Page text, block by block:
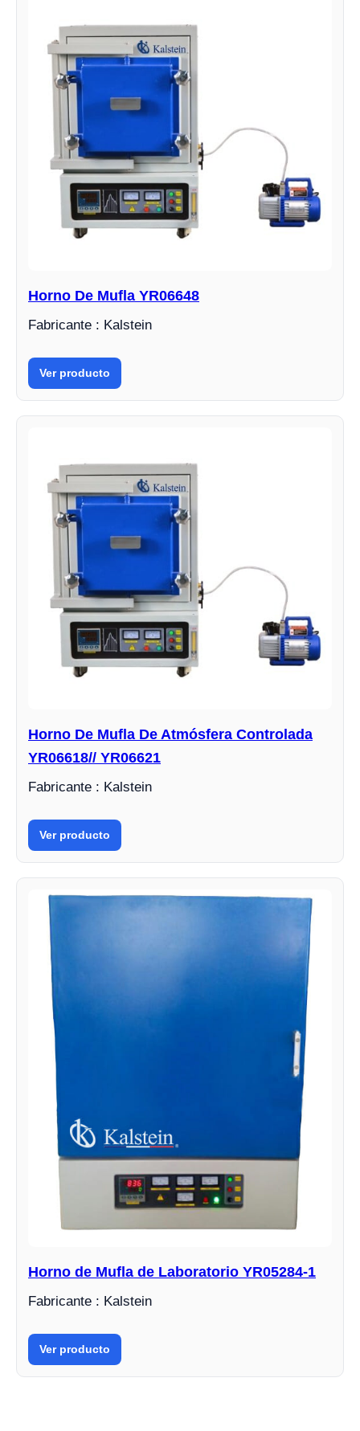
Horno De Mufla YR06648
Fabricante : Kalstein
Ver producto
Horno De Mufla De Atmósfera Controlada
YR06618// YR06621
Fabricante : Kalstein
Ver producto
Horno de Mufla de Laboratorio YR05284-1
Fabricante : Kalstein
Ver producto